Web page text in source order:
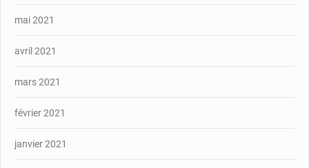
mai 2021
avril 2021
mars 2021
février 2021
janvier 2021